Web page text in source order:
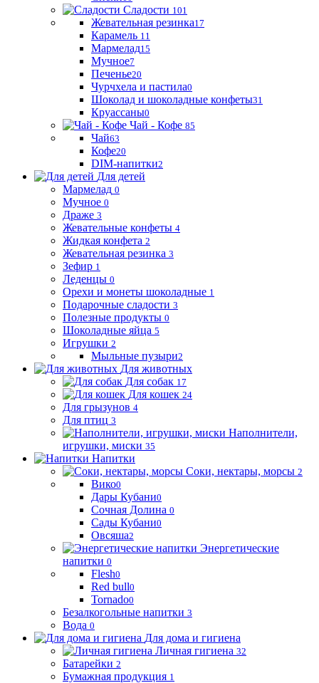
Сладости 101
Жевательная резинка17
Карамель 11
Мармелад15
Мучное7
Печенье20
Чурчхела и пастила0
Шоколад и шоколадные конфеты31
Круассаны0
Чай - Кофе 85
Чай63
Кофе20
DIM-напитки2
Для детей
Мармелад 0
Мучное 0
Драже 3
Жевательные конфеты 4
Жидкая конфета 2
Жевательная резинка 3
Зефир 1
Леденцы 0
Орехи и монеты шоколадные 1
Подарочные сладости 3
Полезные продукты 0
Шоколадные яйца 5
Игрушки 2
Мыльные пузыри2
Для животных
Для собак 17
Для кошек 24
Для грызунов 4
Для птиц 3
Наполнители,
игрушки, миски 35
Напитки
Соки, нектары, морсы 2
Вико0
Дары Кубани0
Сочная Долина 0
Сады Кубани0
Овсяша2
Энергетические
напитки 0
Flesh0
Red bull0
Tornado0
Безалкогольные напитки 3
Вода 0
Для дома и гигиена
Личная гигиена 32
Батарейки 2
Бумажная продукция 1